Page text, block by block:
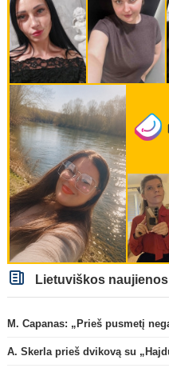
Lietuviškos naujienos